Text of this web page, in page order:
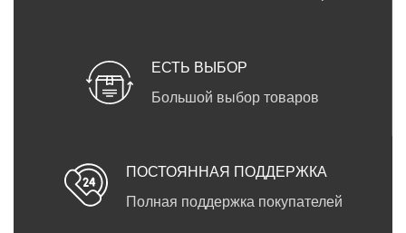
ЕСТЬ ВЫБОР
Большой выбор товаров
ПОСТОЯННАЯ ПОДДЕРЖКА
Полная поддержка покупателей